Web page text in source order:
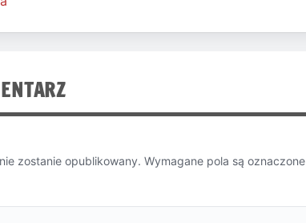
zostanie opublikowany. Wymagane pola są oznaczone